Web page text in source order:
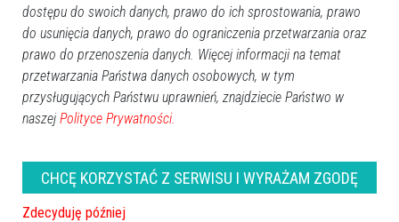
ROCZNICA ŚMIERCI
dostępu do swoich danych, prawo do ich sprostowania, prawo
do usunięcia danych, prawo do ograniczenia przetwarzania oraz
prawo do przenoszenia danych. Więcej informacji na temat
przetwarzania Państwa danych osobowych, w tym
przysługujących Państwu uprawnień, znajdziecie Państwo w
naszej Polityce Prywatności.
CHCĘ KORZYSTAĆ Z SERWISU I WYRAŻAM ZGODĘ
Zdecyduję później